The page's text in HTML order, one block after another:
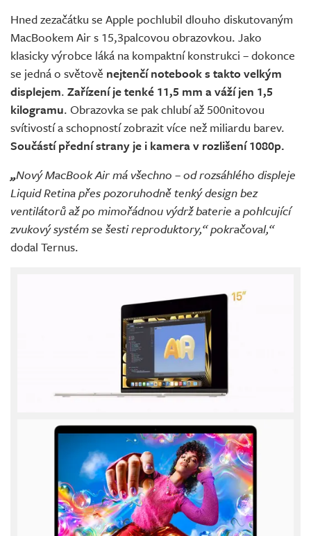
Hned zezačátku se Apple pochlubil dlouho diskutovaným
MacBookem Air s 15,3palcovou obrazovkou. Jako
klasicky výrobce láká na kompaktní konstrukci – dokonce
se jedná o světově nejtenčí notebook s takto velkým
displejem. Zařízení je tenké 11,5 mm a váží jen 1,5
kilogramu. Obrazovka se pak chlubí až 500nitovou
svítivostí a schopností zobrazit více než miliardu barev.
Součástí přední strany je i kamera v rozlišení 1080p.
„Nový MacBook Air má všechno – od rozsáhlého displeje
Liquid Retina přes pozoruhodně tenký design bez
ventilátorů až po mimořádnou výdrž baterie a pohlcující
zvukový systém se šesti reproduktory,“ pokračoval,“
dodal Ternus.